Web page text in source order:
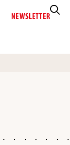
NEWSLETTER